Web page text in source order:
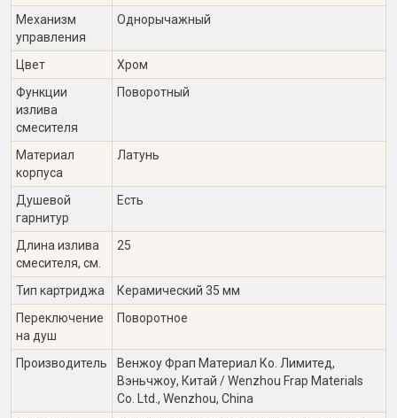
Механизм
управления
Однорычажный
Цвет
Хром
Функции
излива
смесителя
Поворотный
Материал
корпуса
Латунь
Душевой
гарнитур
Есть
Длина излива
смесителя, см.
25
Тип картриджа
Керамический 35 мм
Переключение
на душ
Поворотное
Производитель
Венжоу Фрап Материал Ко. Лимитед,
Вэньчжоу, Китай / Wenzhou Frap Materials
Co. Ltd., Wenzhou, China